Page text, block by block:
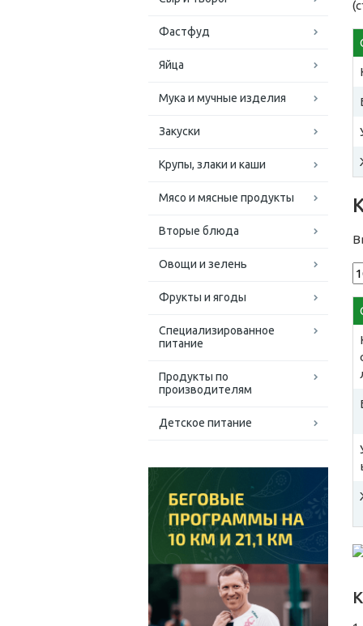
Фастфуд
Яйца
Мука и мучные изделия
Закуски
Крупы, злаки и каши
Мясо и мясные продукты
Вторые блюда
Овощи и зелень
Фрукты и ягоды
Специализированное
питание
Продукты по
производителям
Детское питание